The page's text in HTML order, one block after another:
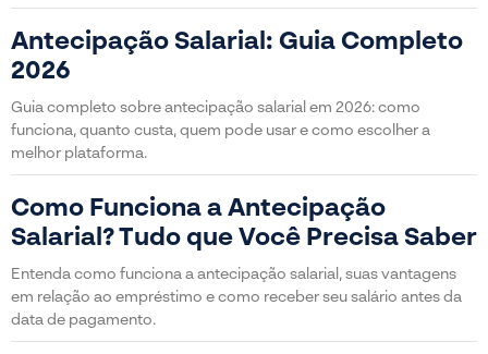
Antecipação Salarial: Guia Completo
2026
Guia completo sobre antecipação salarial em 2026: como
funciona, quanto custa, quem pode usar e como escolher a
melhor plataforma.
Como Funciona a Antecipação
Salarial? Tudo que Você Precisa Saber
Entenda como funciona a antecipação salarial, suas vantagens
em relação ao empréstimo e como receber seu salário antes da
data de pagamento.